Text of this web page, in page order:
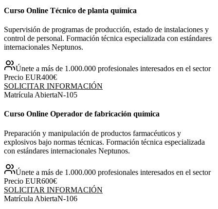
Curso Online Técnico de planta química
Supervisión de programas de producción, estado de instalaciones y
control de personal. Formación técnica especializada con estándares
internacionales Neptunos.
Únete a más de 1.000.000 profesionales interesados en el sector
Precio EUR400€
SOLICITAR INFORMACIÓN
Matrícula AbiertaN-105
Curso Online Operador de fabricación química
Preparación y manipulación de productos farmacéuticos y
explosivos bajo normas técnicas. Formación técnica especializada
con estándares internacionales Neptunos.
Únete a más de 1.000.000 profesionales interesados en el sector
Precio EUR600€
SOLICITAR INFORMACIÓN
Matrícula AbiertaN-106